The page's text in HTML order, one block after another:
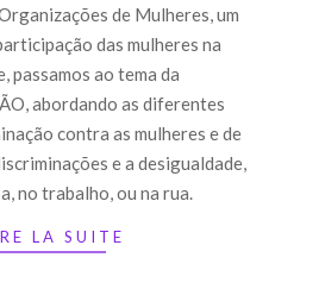
de Mulheres, um
das mulheres na
passamos ao tema da
abordando as diferentes
contra as mulheres e de
e a desigualdade,
no trabalho, ou na rua.
LA SUITE